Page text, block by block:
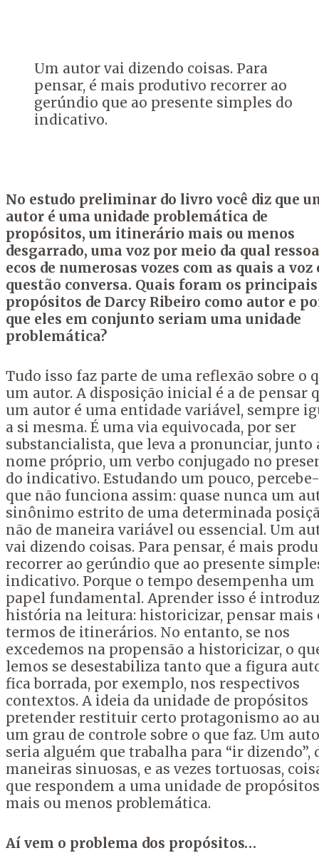
Um autor vai dizendo coisas. Para
pensar, é mais produtivo recorrer ao
gerúndio que ao presente simples do
indicativo.
No estudo preliminar do livro você diz que
autor é uma unidade problemática de
propósitos, um itinerário mais ou menos
desgarrado, uma voz por meio da qual
ecos de numerosas vozes com as quais a voz
questão conversa. Quais foram os principais
propósitos de Darcy Ribeiro como autor e
que eles em conjunto seriam uma unidade
problemática?
Tudo isso faz parte de uma reflexão sobre o
um autor. A disposição inicial é a de pensar
um autor é uma entidade variável, sempre
a si mesma. É uma via equivocada, por ser
substancialista, que leva a pronunciar, junto
nome próprio, um verbo conjugado no
do indicativo. Estudando um pouco,
que não funciona assim: quase nunca um
sinônimo estrito de uma determinada
não de maneira variável ou essencial. Um
vai dizendo coisas. Para pensar, é mais
recorrer ao gerúndio que ao presente
indicativo. Porque o tempo desempenha um
papel fundamental. Aprender isso é
história na leitura: historicizar, pensar mais
termos de itinerários. No entanto, se nos
excedemos na propensão a historicizar, o
lemos se desestabiliza tanto que a figura
fica borrada, por exemplo, nos respectivos
contextos. A ideia da unidade de propósitos
pretender restituir certo protagonismo ao
um grau de controle sobre o que faz. Um
seria alguém que trabalha para “ir dizendo”,
maneiras sinuosas, e as vezes tortuosas,
que respondem a uma unidade de propósitos
mais ou menos problemática.
Aí vem o problema dos propósitos…